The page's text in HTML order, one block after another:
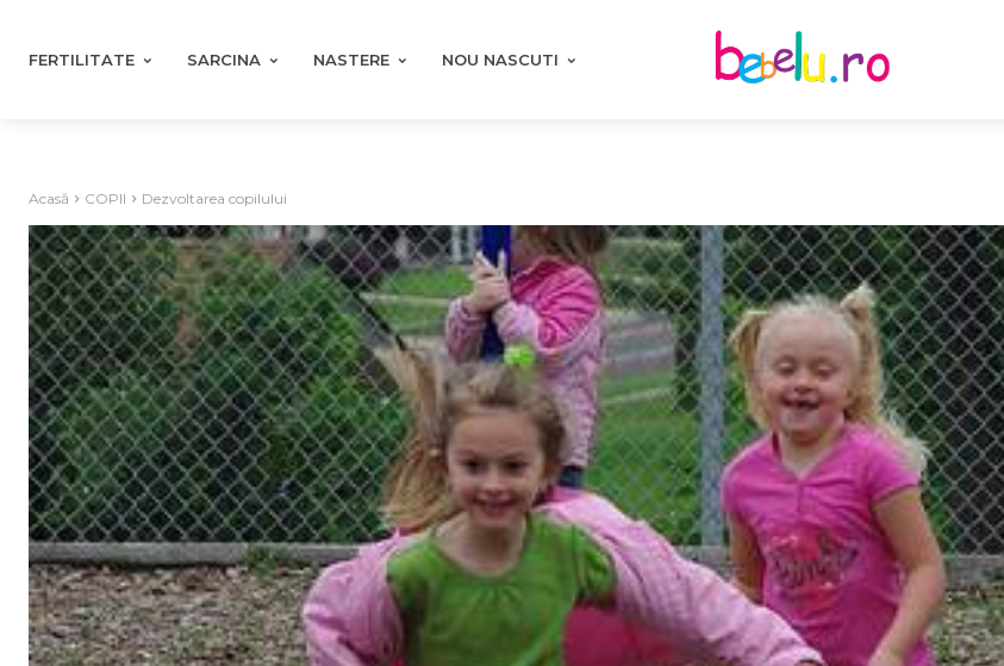
FERTILITATE SARCINA NASTERE NOU NASCUTI
Acasă COPII Dezvoltarea copilului